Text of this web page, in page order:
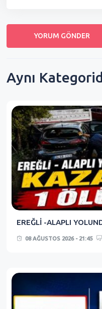
Aynı
EREĞLİ -ALAPLI
08 AĞUSTOS 2026 - 21:45